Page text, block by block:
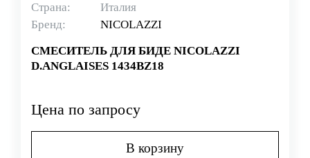
Страна:
Италия
Бренд:
NICOLAZZI
СМЕСИТЕЛЬ ДЛЯ БИДЕ NICOLAZZI
D.ANGLAISES 1434BZ18
Цена по запросу
В корзину